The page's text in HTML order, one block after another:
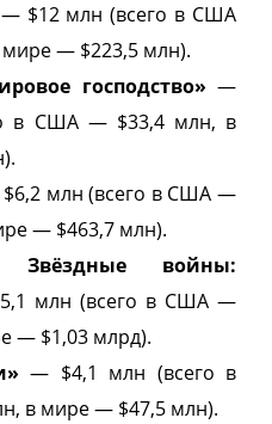
— $12 млн (всего в США
— $223,5 млн).
господство» —
в США — $33,4 млн, в
млн (всего в США —
— $463,7 млн).
Звёздные войны:
млн (всего в США —
— $1,03 млрд).
— $4,1 млн (всего в
в мире — $47,5 млн).